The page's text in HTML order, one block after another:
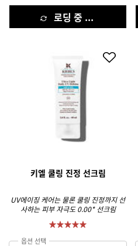
로딩 중 ...
키엘 쿨링 진정 선크림
UV에이징 케어는 물론 쿨링 진정까지 선
사하는 피부 자극도 0.00* 선크림
옵션 선택